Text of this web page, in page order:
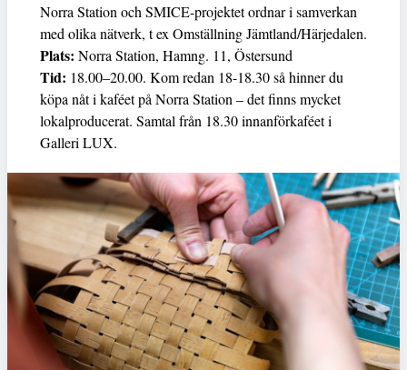
Norra Station och SMICE-projektet ordnar i samverkan
med olika nätverk, t ex Omställning Jämtland/Härjedalen.
Plats: Norra Station, Hamng. 11, Östersund
Tid: 18.00–20.00. Kom redan 18-18.30 så hinner du
köpa nåt i kaféet på Norra Station – det finns mycket
lokalproducerat. Samtal från 18.30 innanförkaféet i
Galleri LUX.